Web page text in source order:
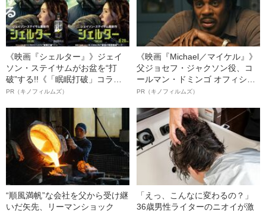
《映画『シェルター』》ジェイ
ソン・ステイサムがお盆を“打
破”する!!《「眠眠打破」コラ
ボ》
PR（キノフィルムズ）
《映画『Michael／マイケル』》
父ジョセフ・ジャクソン役、コ
ールマン・ドミンゴ オフィシャ
ルインタビュー“観客を魅了した
語る”《日本興収70億円突破》
PR（キノフィルムズ）
“順風満帆”な会社を父から受け継
いだ矢先、リーマンショック
「えっ、こんなに変わるの？」
36歳男性ライターのニオイが激